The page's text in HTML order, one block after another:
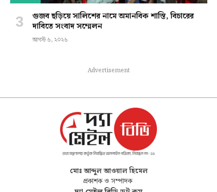
গুজব ছড়িয়ে সালিশের নামে অমানবিক শাস্তি, বিচারের
দাবিতে সংবাদ সম্মেলন
আগস্ট ৬, ২০২৬
Advertisement
মোঃ আব্দুল আওয়াল হিমেল
প্রকাশক ও সম্পাদক